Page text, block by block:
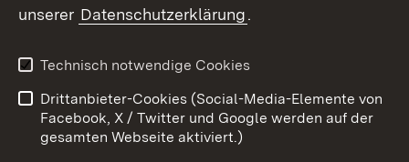
Barrierefreiheit
Benutzungshinweise
Impressum
Cookies
unserer Datenschutzerklärung.
Technisch notwendige Cookies
Drittanbieter-Cookies (Social-Media-Elemente von
Facebook, X / Twitter und Google werden auf der
gesamten Webseite aktiviert.)